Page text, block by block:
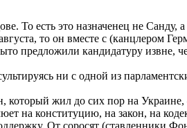
То есть это назначенец не
то он вместе с (канцлером
предложили кандидатуру извне,
ни с одной из
который жил до сих пор на
на конституцию, на закон, на
От соросят (ставленники